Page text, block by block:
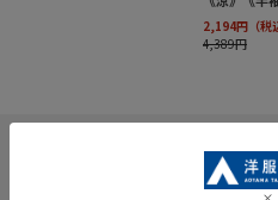
INFORMATION